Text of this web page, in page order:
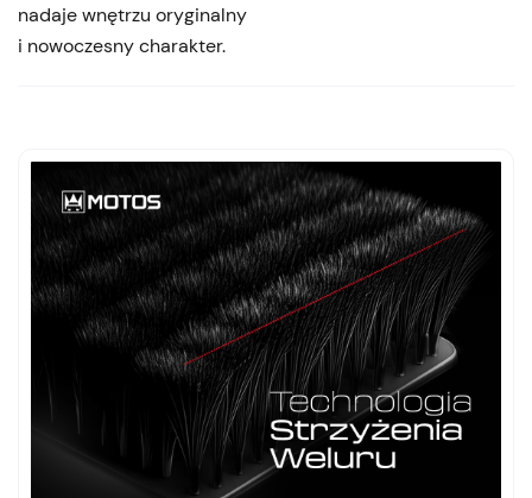
nadaje wnętrzu oryginalny
i nowoczesny charakter.